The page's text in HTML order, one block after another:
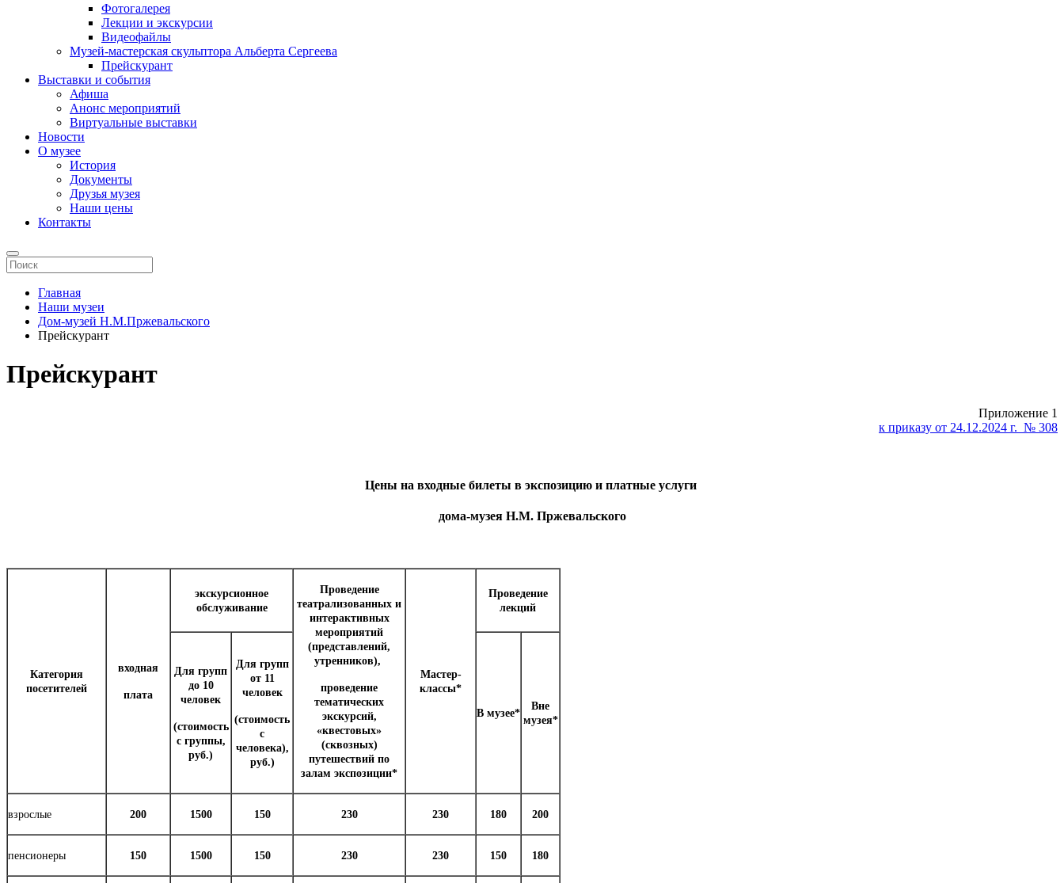
Фотогалерея
Лекции и экскурсии
Видеофайлы
Музей-мастерская скульптора Альберта Сергеева
Прейскурант
Выставки и события
Афиша
Анонс мероприятий
Виртуальные выставки
Новости
О музее
История
Документы
Друзья музея
Наши цены
Контакты
Главная
Наши музеи
Дом-музей Н.М.Пржевальского
Прейскурант
Прейскурант
Приложение 1
к приказу от 24.12.2024 г. № 308
Цены на входные билеты в экспозицию и платные услуги
дома-музея Н.М. Пржевальского
Категория
посетителей
входная
плата
экскурсионное
обслуживание
Проведение
театрализованных и
интерактивных
мероприятий
(представлений,
утренников),
проведение
тематических
экскурсий,
«квестовых»
(сквозных)
путешествий по
залам экспозиции*
Мастер-
классы*
Проведение
лекций
Для групп
до 10
человек
(стоимость
с группы,
руб.)
Для групп
от 11
человек
(стоимость
с
человека),
руб.)
В музее*
Вне
музея*
взрослые 200 1500 150 230 230 180 200
пенсионеры 150 1500 150 230 230 150 180